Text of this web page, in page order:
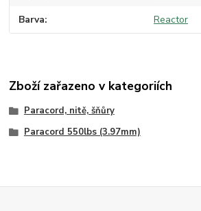
Barva Reactor
Zboží zařazeno v kategoriích
Paracord, nitě, šňůry
Paracord 550lbs (3.97mm)